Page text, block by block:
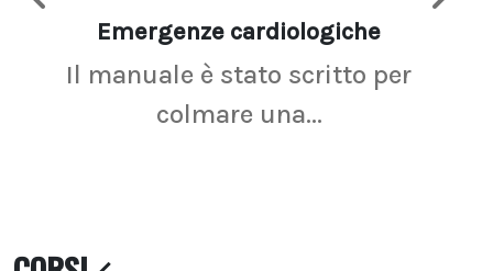
Emergenze cardiologiche
Il manuale è stato scritto per
colmare una...